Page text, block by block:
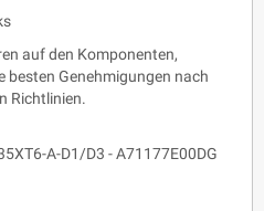
auf den Komponenten,
besten Genehmigungen nach
Richtlinien.
A-D1/D3 - A71177E00DG